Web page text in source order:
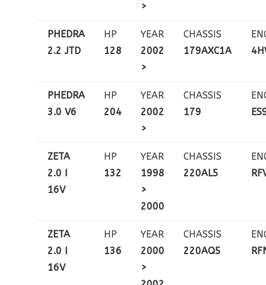
>
PHEDRA
2.2 JTD
HP
128
YEAR
2002
>
CHASSIS
179AXC1A
PHEDRA
3.0 V6
HP
204
YEAR
2002
>
CHASSIS
179
ZETA
2.0 I
16V
HP
132
YEAR
1998
>
2000
CHASSIS
220AL5
ZETA
2.0 I
16V
HP
136
YEAR
2000
>
CHASSIS
220AQ5